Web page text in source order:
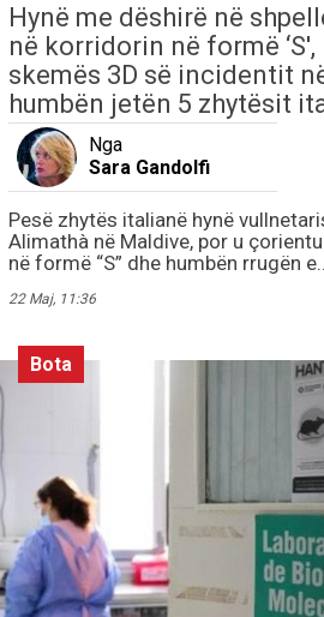
Hynë me dëshirë në
në korridorin në formë
skemës 3D së incidentit
humbën jetën 5 zhytësit
Nga
Sara Gandolfi
Pesë zhytës italianë hynë
Alimathà në Maldive, por u
në formë “S” dhe humbën rrugën
22 Maj, 11:36
Bota